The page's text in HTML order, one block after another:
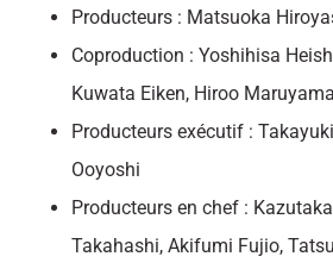
Producteurs : Matsuoka
Coproduction : Yoshihisa
Kuwata Eiken, Hiroo Maruyama
Producteurs exécutif :
Ooyoshi
Producteurs en chef :
Takahashi, Akifumi Fujio,